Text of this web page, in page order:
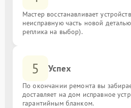
Мастер восстанавливает
неисправную часть новой
реплика на выбор).
5 Успех
По окончании ремонта вы
доставляет на дом исправное
гарантийным бланком.